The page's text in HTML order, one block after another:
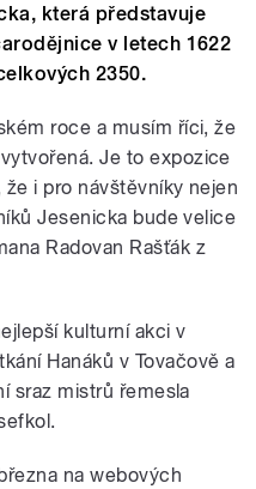
která představuje
v letech 1622
2350.
roce a musím říci, že
Je to expozice
i pro návštěvníky nejen
Jesenicka bude velice
Radovan Rašťák z
kulturní akci v
Hanáků v Tovačově a
sraz mistrů řemesla
na webových